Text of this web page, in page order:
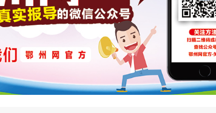
送来了贵州人民的心意
满载着鄂州人民的感激
为了不给家人添麻烦
司机师傅连夜返程
请一路顺风